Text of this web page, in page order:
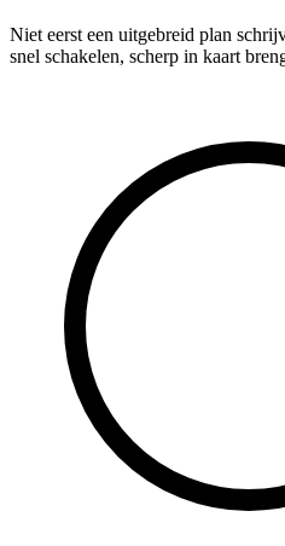
Niet eerst een uitgebreid plan
snel schakelen, scherp in kaart